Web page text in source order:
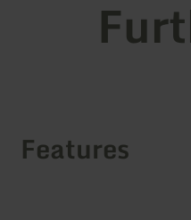
Features